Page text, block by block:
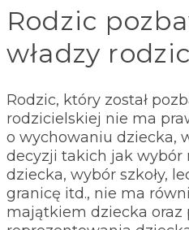
Rodzic
władzy
Rodzic, który został
rodzicielskiej nie ma
o wychowaniu dziecka,
decyzji takich jak wybór
dziecka, wybór szkoły,
granicę itd., nie ma
majątkiem dziecka oraz